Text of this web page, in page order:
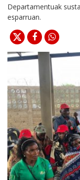
Departamentuak
esparruan.